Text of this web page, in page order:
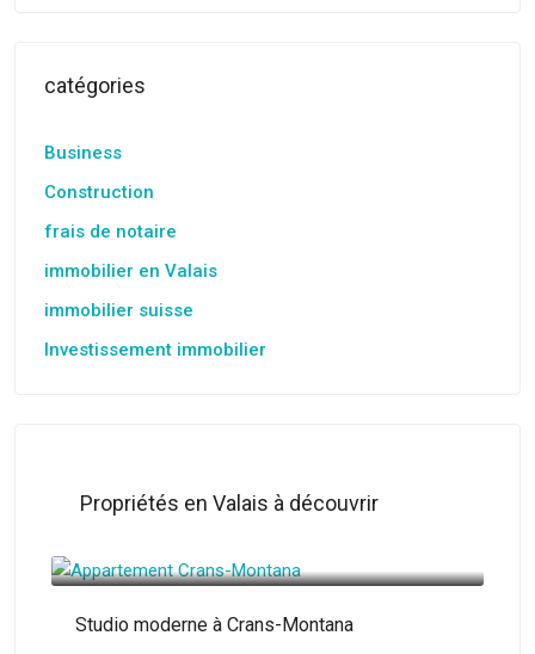
catégories
Business
Construction
frais de notaire
immobilier en Valais
immobilier suisse
Investissement immobilier
Propriétés en Valais à découvrir
Studio moderne à Crans-Montana